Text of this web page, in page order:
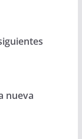
nueva